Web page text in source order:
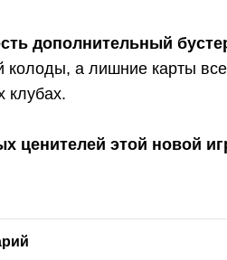
дополнительный
а лишние карты
клубах.
ценителей этой новой